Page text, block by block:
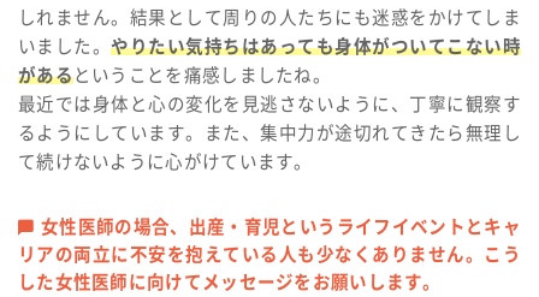
しれません。結果として周りの人たちにも迷惑をかけてしま
いました。やりたい気持ちはあっても身体がついてこない時
があるということを痛感しましたね。
最近では身体と心の変化を見逃さないように、丁寧に観察す
るようにしています。また、集中力が途切れてきたら無理し
て続けないように心がけています。
女性医師の場合、出産・育児というライフイベントとキャ
リアの両立に不安を抱えている人も少なくありません。こう
した女性医師に向けてメッセージをお願いします。